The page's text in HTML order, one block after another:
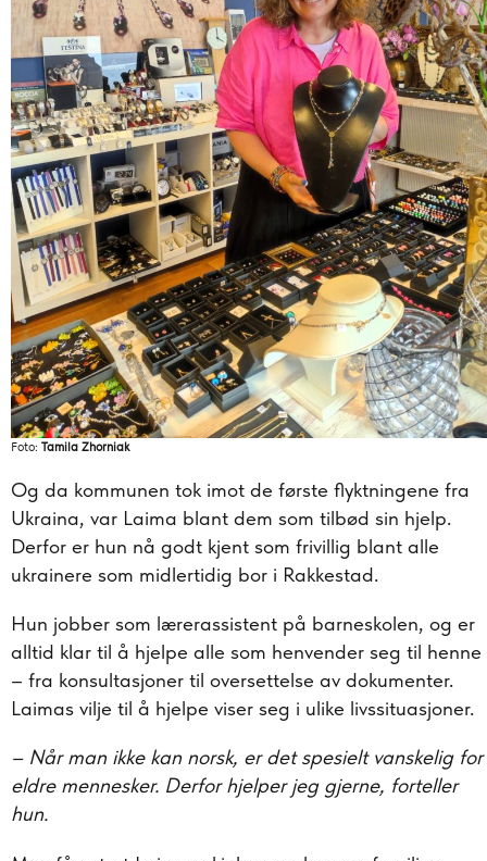
Foto: Tamila Zhorniak
Og da kommunen tok imot de første flyktningene fra
Ukraina, var Laima blant dem som tilbød sin hjelp.
Derfor er hun nå godt kjent som frivillig blant alle
ukrainere som midlertidig bor i Rakkestad.
Hun jobber som lærerassistent på barneskolen, og er
alltid klar til å hjelpe alle som henvender seg til henne
– fra konsultasjoner til oversettelse av dokumenter.
Laimas vilje til å hjelpe viser seg i ulike livssituasjoner.
– Når man ikke kan norsk, er det spesielt vanskelig for
eldre mennesker. Derfor hjelper jeg gjerne, forteller
hun.